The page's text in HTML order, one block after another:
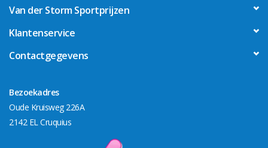
Score één van onze surprise vouchers (pop-up) en krijg 10% korting
Van der Storm Sportprijzen
Klantenservice
Contactgegevens
Bezoekadres
Oude Kruisweg 226A
2142 EL Cruquius